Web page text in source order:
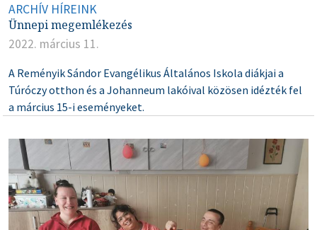
ARCHÍV HÍREINK
Ünnepi megemlékezés
2022. március 11.
A Reményik Sándor Evangélikus Általános Iskola diákjai a
Túróczy otthon és a Johanneum lakóival közösen idézték fel
a március 15-i eseményeket.